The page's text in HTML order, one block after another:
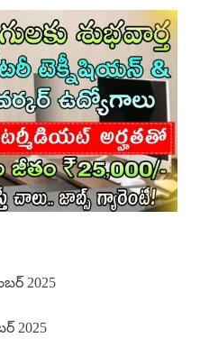
2025
2025